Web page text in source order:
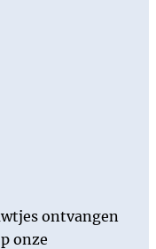
ontvangen
onze